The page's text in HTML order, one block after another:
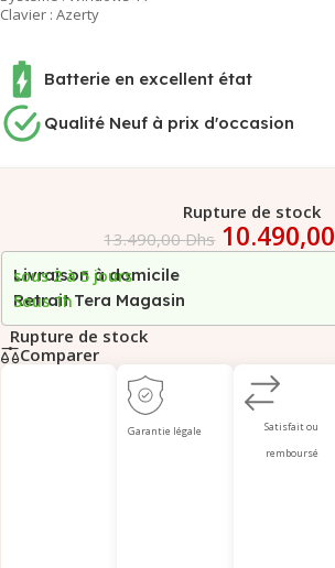
Clavier : Azerty
Batterie en excellent état
Qualité Neuf à prix d'occasion
Rupture de stock
13.490,00Dhs 10.490,00
Livraison à domicile
sous 2 à 5 jours
Retrait Tera Magasin
Sous 1h
Rupture de stock
Comparer
Garantie légale
Satisfait ou
remboursé